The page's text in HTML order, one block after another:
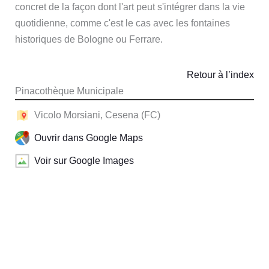
concret de la façon dont l'art peut s'intégrer dans la vie
quotidienne, comme c'est le cas avec les fontaines
historiques de Bologne ou Ferrare.
Pinacothèque Municipale
Retour à l’index
Vicolo Morsiani, Cesena (FC)
Ouvrir dans Google Maps
Voir sur Google Images